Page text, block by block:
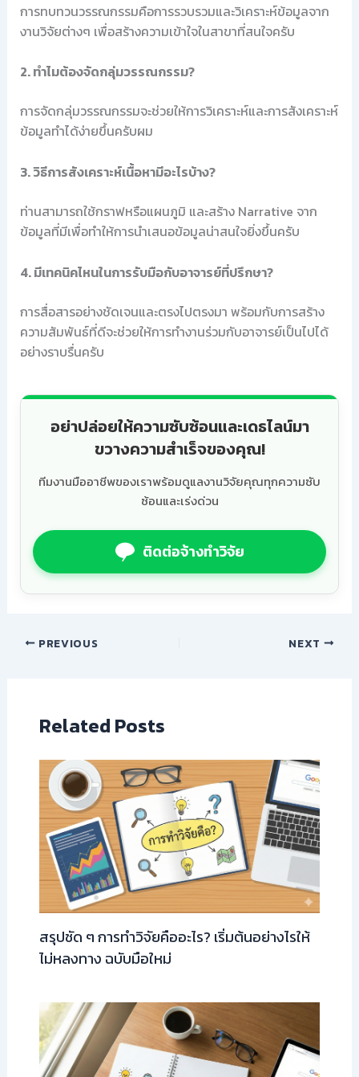
การทบทวนวรรณกรรมคือการรวบรวมและวิเคราะห์ข้อมูลจาก
งานวิจัยต่างๆ เพื่อสร้างความเข้าใจในสาขาที่สนใจครับ
2. ทำไมต้องจัดกลุ่มวรรณกรรม?
การจัดกลุ่มวรรณกรรมจะช่วยให้การวิเคราะห์และการสังเคราะห์
ข้อมูลทำได้ง่ายขึ้นครับผม
3. วิธีการสังเคราะห์เนื้อหามีอะไรบ้าง?
ท่านสามารถใช้กราฟหรือแผนภูมิ และสร้าง Narrative จาก
ข้อมูลที่มีเพื่อทำให้การนำเสนอข้อมูลน่าสนใจยิ่งขึ้นครับ
4. มีเทคนิคไหนในการรับมือกับอาจารย์ที่ปรึกษา?
การสื่อสารอย่างชัดเจนและตรงไปตรงมา พร้อมกับการสร้าง
ความสัมพันธ์ที่ดีจะช่วยให้การทำงานร่วมกับอาจารย์เป็นไปได้
อย่างราบรื่นครับ
อย่าปล่อยให้ความซับซ้อนและเดธไลน์มา
ขวางความสำเร็จของคุณ!
ทีมงานมืออาชีพของเราพร้อมดูแลงานวิจัยคุณทุกความซับ
ซ้อนและเร่งด่วน
ติดต่อจ้างทำวิจัย
PREVIOUS NEXT
Related Posts
สรุปชัด ๆ การทำวิจัยคืออะไร? เริ่มต้นอย่างไรให้
ไม่หลงทาง ฉบับมือใหม่